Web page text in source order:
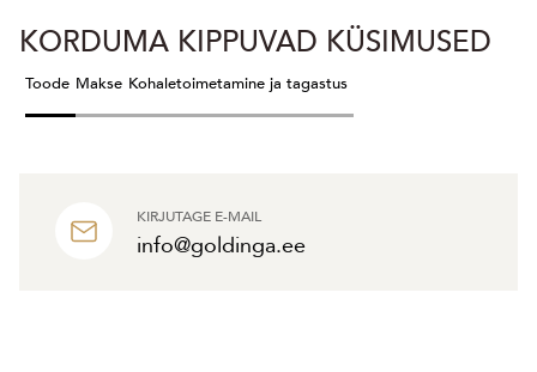
KIRJUTAGE E-MAIL
info@goldinga.ee
KORDUMA KIPPUVAD KÜSIMUSED
Toode Makse Kohaletoimetamine ja tagastus